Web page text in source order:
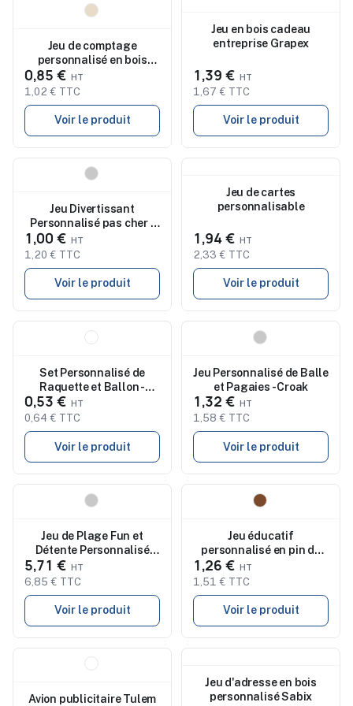
Jeu de comptage
personnalisé en bois
EDUCOUNT
0,85 €
1,02 € TTC
Voir le produit
Jeu en bois cadeau
entreprise Grapex
1,39 €
1,67 € TTC
Voir le produit
Jeu Divertissant
Personnalisé pas cher -
Mirman
1,00 €
1,20 € TTC
Voir le produit
Jeu de cartes
personnalisable
1,94 €
2,33 € TTC
Voir le produit
Set Personnalisé de
Raquette et Ballon -
Skippy
0,53 €
0,64 € TTC
Voir le produit
Jeu Personnalisé de Balle
et Pagaies - Croak
1,32 €
1,58 € TTC
Voir le produit
Jeu de Plage Fun et
Détente Personnalisé
pas cher Madis
5,71 €
6,85 € TTC
Voir le produit
Jeu éducatif
personnalisé en pin de
chiffres - Ezekiel
1,26 €
1,51 € TTC
Voir le produit
Avion publicitaire Tulem
Jeu d'adresse en bois
personnalisé Sabix